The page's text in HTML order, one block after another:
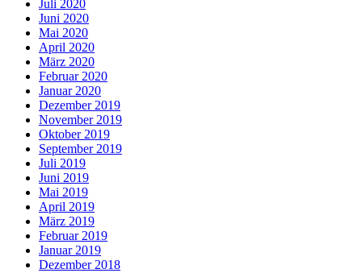
Juli 2020
Juni 2020
Mai 2020
April 2020
März 2020
Februar 2020
Januar 2020
Dezember 2019
November 2019
Oktober 2019
September 2019
Juli 2019
Juni 2019
Mai 2019
April 2019
März 2019
Februar 2019
Januar 2019
Dezember 2018